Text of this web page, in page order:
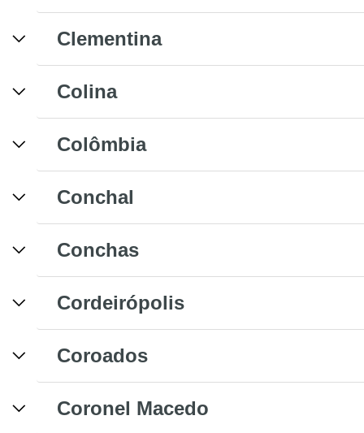
Clementina
Colina
Colômbia
Conchal
Conchas
Cordeirópolis
Coroados
Coronel Macedo